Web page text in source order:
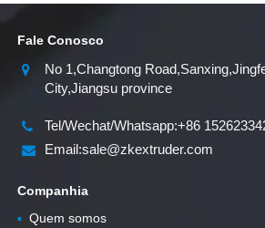
Fale Conosco
No 1,Changtong
City,Jiangsu province
Tel/Wechat/Whatsapp:+86
Email:sale@zkextruder.com
Companhia
▪Quem somos